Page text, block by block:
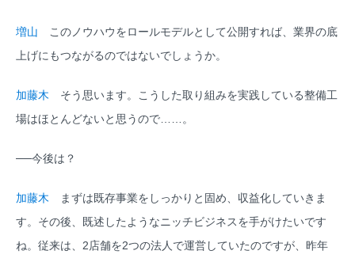
増山 このノウハウをロールモデルとして公開すれば、業界の底
上げにもつながるのではないでしょうか。
加藤木 そう思います。こうした取り組みを実践している整備工
場はほとんどないと思うので……。
──今後は？
加藤木 まずは既存事業をしっかりと固め、収益化していきま
す。その後、既述したようなニッチビジネスを手がけたいです
ね。従来は、2店舗を2つの法人で運営していたのですが、昨年